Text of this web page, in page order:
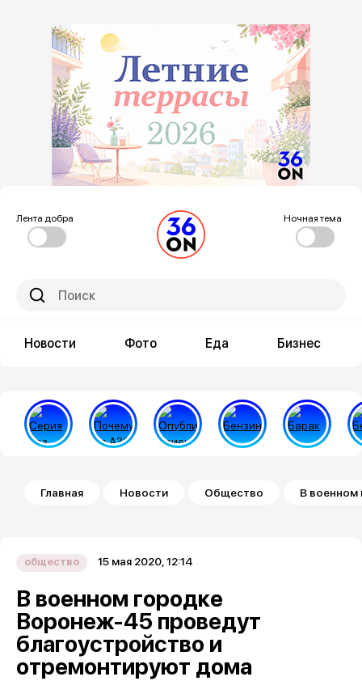
Лента добра Ночная тема
Новости Фото Еда Бизнес
Строка навигации
Главная Новости Общество В военном
общество 15 мая 2020, 12:14
В военном городке
Воронеж-45 проведут
благоустройство и
отремонтируют дома